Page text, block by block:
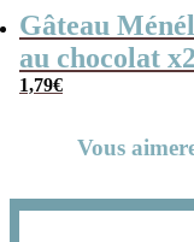
Gâteau
au chocolat
Gaufrette
1,79€
Vous